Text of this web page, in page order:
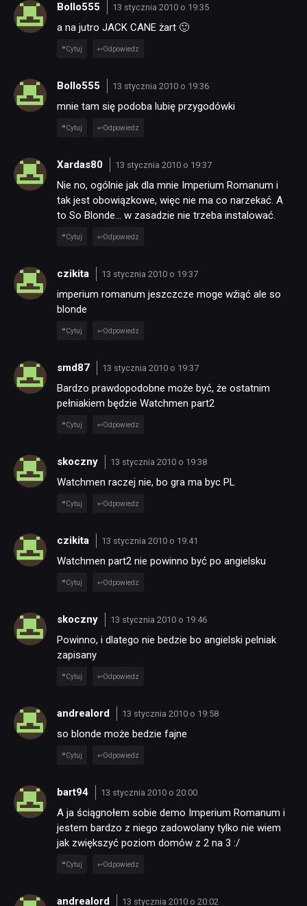
Bollo555 13 stycznia 2010 o 19:35
a na jutro JACK CANE żart 🙂
Cytuj Odpowiedz
Bollo555 13 stycznia 2010 o 19:36
mnie tam się podoba lubię przygodówki
Cytuj Odpowiedz
Xardas80 13 stycznia 2010 o 19:37
Nie no, ogólnie jak dla mnie Imperium Romanum i
tak jest obowiązkowe, więc nie ma co narzekać. A
to So Blonde… w zasadzie nie trzeba instalować.
Cytuj Odpowiedz
czikita 13 stycznia 2010 o 19:37
imperium romanum jeszczcze moge wźiąć ale so
blonde
Cytuj Odpowiedz
smd87 13 stycznia 2010 o 19:37
Bardzo prawdopodobne może być, że ostatnim
pełniakiem będzie Watchmen part2
Cytuj Odpowiedz
skoczny 13 stycznia 2010 o 19:38
Watchmen raczej nie, bo gra ma byc PL
Cytuj Odpowiedz
czikita 13 stycznia 2010 o 19:41
Watchmen part2 nie powinno być po angielsku
Cytuj Odpowiedz
skoczny 13 stycznia 2010 o 19:46
Powinno, i dlatego nie bedzie bo angielski pelniak
zapisany
Cytuj Odpowiedz
andrealord 13 stycznia 2010 o 19:58
so blonde może bedzie fajne
Cytuj Odpowiedz
bart94 13 stycznia 2010 o 20:00
A ja ściągnołem sobie demo Imperium Romanum i
jestem bardzo z niego zadowolany tylko nie wiem
jak zwiększyć poziom domów z 2 na 3 :/
Cytuj Odpowiedz
andrealord 13 stycznia 2010 o 20:02